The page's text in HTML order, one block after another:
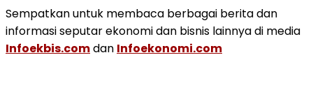
Sempatkan untuk membaca berbagai berita dan
informasi seputar ekonomi dan bisnis lainnya di media
Infoekbis.comdan Infoekonomi.com